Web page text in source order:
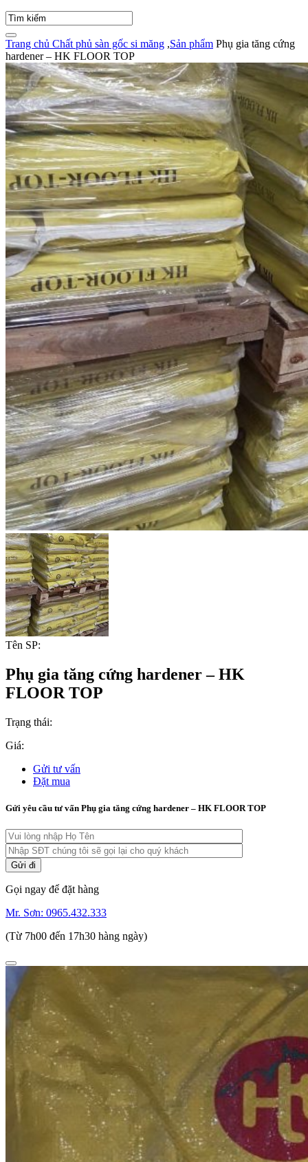
Trang chủ Chất phủ sàn gốc si măng ,Sản phẩm Phụ gia tăng cứng
hardener – HK FLOOR TOP
Tên SP:
Phụ gia tăng cứng hardener – HK
FLOOR TOP
Trạng thái:
Giá:
Gửi tư vấn
Đặt mua
Gửi yêu cầu tư vấn Phụ gia tăng cứng hardener – HK FLOOR TOP
Gọi ngay để đặt hàng
Mr. Sơn: 0965.432.333
(Từ 7h00 đến 17h30 hàng ngày)